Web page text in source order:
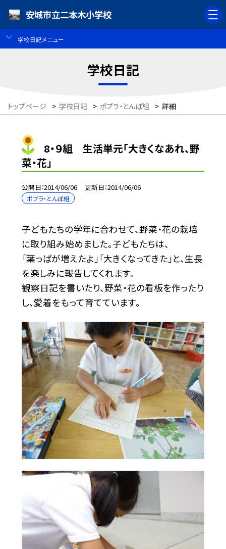
安城市立二本木小学校
学校日記メニュー
学校日記
トップページ > 学校日記 > ポプラ・とんぼ組 > 詳細
8・９組 生活単元「大きくなあれ、野
菜・花」
公開日 2014/06/06 更新日 2014/06/06
ポプラ・とんぼ組
子どもたちの学年に合わせて、野菜・花の栽培
に取り組み始めました。子どもたちは、
「葉っぱが増えたよ」「大きくなってきた」と、生長
を楽しみに報告してくれます。
観察日記を書いたり、野菜・花の看板を作ったり
し、愛着をもって育てています。